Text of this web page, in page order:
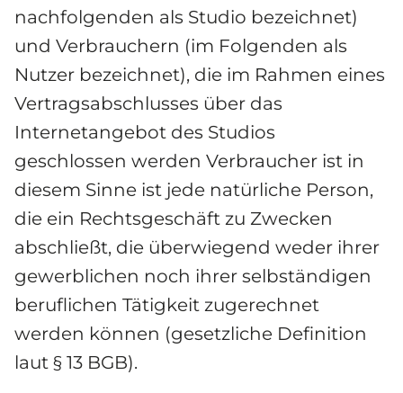
nachfolgenden als Studio bezeichnet)
und Verbrauchern (im Folgenden als
Nutzer bezeichnet), die im Rahmen eines
Vertragsabschlusses über das
Internetangebot des Studios
geschlossen werden Verbraucher ist in
diesem Sinne ist jede natürliche Person,
die ein Rechtsgeschäft zu Zwecken
abschließt, die überwiegend weder ihrer
gewerblichen noch ihrer selbständigen
beruflichen Tätigkeit zugerechnet
werden können (gesetzliche Definition
laut § 13 BGB).